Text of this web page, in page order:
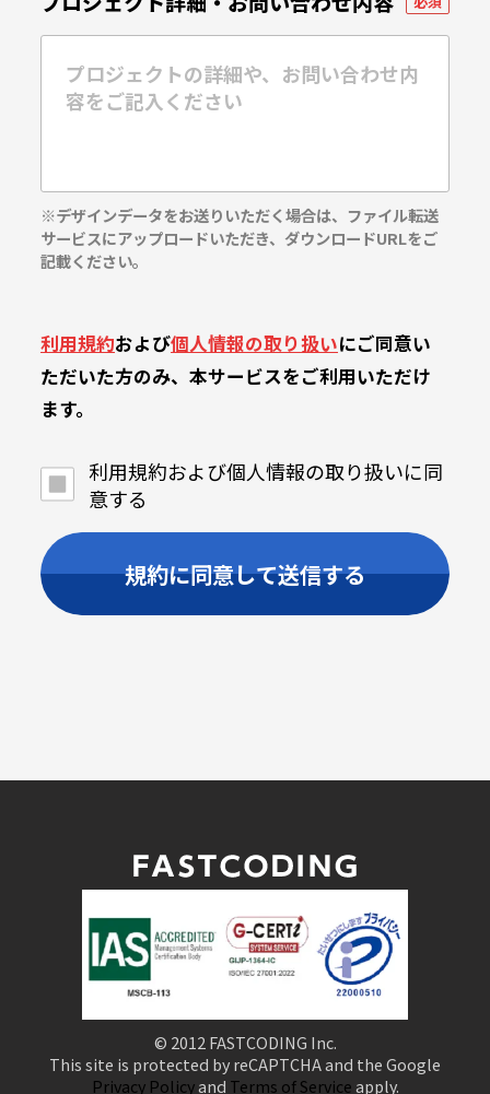
※デザインデータをお送りいただく場合は、ファイル転送
サービスにアップロードいただき、ダウンロードURLをご
記載ください。
利用規約および個人情報の取り扱いにご同意い
ただいた方のみ、本サービスをご利用いただけ
ます。
利用規約および個人情報の取り扱いに同
意する
© 2012 FASTCODING Inc.
This site is protected by reCAPTCHA and the Google
Privacy Policyand Terms of Serviceapply.